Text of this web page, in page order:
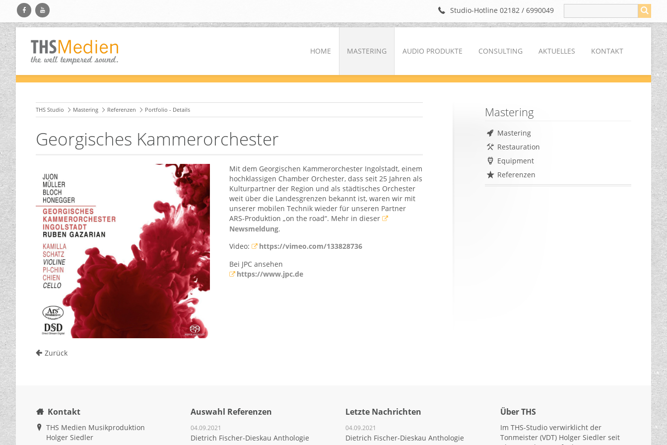
Studio-Hotline 02182 / 6990049
HOME MASTERING AUDIO PRODUKTE CONSULTING AKTUELLES KONTAKT
THS Studio Mastering Referenzen Portfolio - Details
Georgisches Kammerorchester
Mit dem Georgischen Kammerorchester Ingolstadt, einem
hochklassigen Chamber Orchester, dass seit 25 Jahren als
Kulturpartner der Region und als städtisches Orchester
weit über die Landesgrenzen bekannt ist, waren wir mit
unserer mobilen Technik wieder für unseren Partner
ARS-Produktion „on the road“. Mehr in dieser
Newsmeldung.
Video:
https://vimeo.com/133828736
Bei JPC ansehen
https://www.jpc.de
Zurück
Mastering
Mastering
Restauration
Equipment
Referenzen
Kontakt
THS Medien Musikproduktion
Holger Siedler
Auswahl Referenzen
04.09.2021
Dietrich Fischer-Dieskau Anthologie
Letzte Nachrichten
04.09.2021
Dietrich Fischer-Dieskau Anthologie
Über THS
Im THS-Studio verwirklicht der
Tonmeister (VDT) Holger Siedler seit